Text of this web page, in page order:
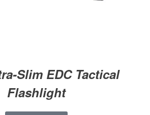
Slim EDC Tactical
Flashlight